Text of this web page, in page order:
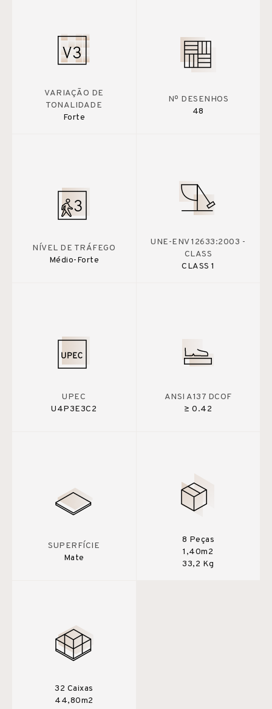
VARIAÇÃO DE
TONALIDADE
Forte
Nº DESENHOS
48
NÍVEL DE TRÁFEGO
Médio-Forte
UNE-ENV 12633:2003 -
CLASS
CLASS 1
UPEC
U4P3E3C2
ANSI A137 DCOF
≥ 0.42
SUPERFÍCIE
Mate
8 Peças
1,40m2
33,2 Kg
32 Caixas
44,80m2